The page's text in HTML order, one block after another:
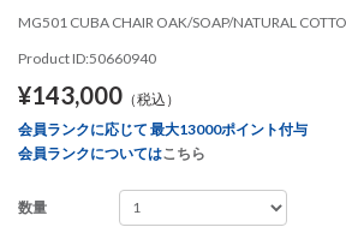
MG501 CUBA CHAIR OAK/SOAP/NATURAL
Product ID:50660940
¥143,000 （税込）
会員ランクに応じて 最大13000ポイント付与
会員ランクについてはこちら
数量